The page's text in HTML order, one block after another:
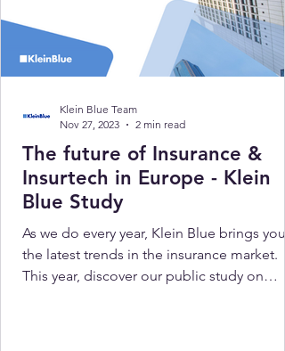
The future of Insurance &
Insurtech in Europe - Klein
Blue Study
As we do every year, Klein Blue brings you
the latest trends in the insurance market.
This year, discover our public study on
Klein Blue Team
Nov 27, 2023
2 min read